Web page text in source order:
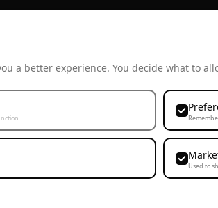
a better experience. You decide what to
Used to